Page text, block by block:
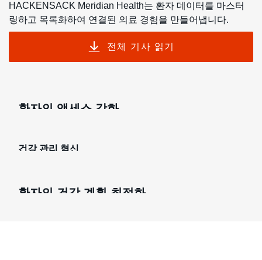
HACKENSACK Meridian Health는 환자 데이터를 마스터
링하고 목록화하여 연결된 의료 경험을 만들어냅니다.
전체 기사 읽기
환자의 액세스 강화
예약, 전자 의료 기록 등을 위한 중앙 집중식 포털을 통
해 의료 서비스에 대한 액세스를 간소화합니다.
건강 관리 혁신
개인화된 환자 안내, 데이터 수집 및 건강 알림을 위한
대화형 건강 앱을 구현할 수 있습니다.
환자의 건강 계획 최적화
360을 구축하고, 리스크 분석 및 인사이트를 지원하세